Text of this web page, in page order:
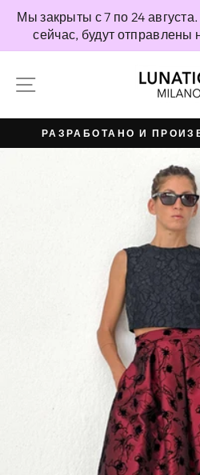
Перейти
непосредственно
Мы закрыты с 7 по 24
сейчас, будут отправлены
НАВИГАЦИЯ ПО
РАЗРАБОТАНО И